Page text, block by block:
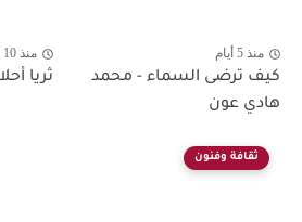
منذ 5 أيام
كيف ترضى السماء - محمد
هادي عون
منذ 10 أيام
ثريا
ثقافة وفنون